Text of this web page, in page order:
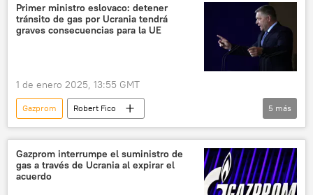
Primer ministro eslovaco: detener
tránsito de gas por Ucrania tendrá
graves consecuencias para la UE
1 de enero 2025, 13:55 GMT
Gazprom
Robert Fico
Unión Europea (UE)
gas
🌍 Europa
Eslovaquia
📈 Mercados y finanzas
Economía
5 más
Gazprom interrumpe el suministro de
gas a través de Ucrania al expirar el
acuerdo